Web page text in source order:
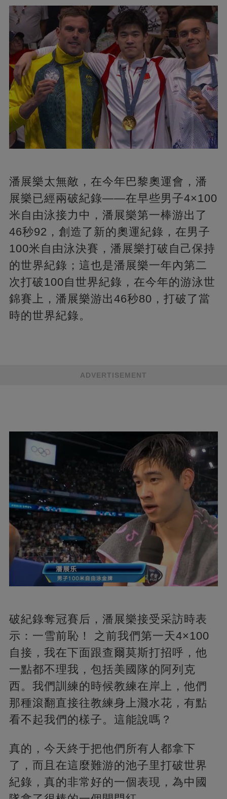
潘展樂太無敵，在今年巴黎奧運會，潘
展樂已經兩破紀錄——在早些男子4×100
米自由泳接力中，潘展樂第一棒游出了
46秒92，創造了新的奧運紀錄，在男子
100米自由泳決賽，潘展樂打破自己保持
的世界紀錄；這也是潘展樂一年內第二
次打破100自世界紀錄，在今年的游泳世
錦賽上，潘展樂游出46秒80，打破了當
時的世界紀錄。
ADVERTISEMENT
破紀錄奪冠賽后，潘展樂接受采訪時表
示：一雪前恥！ 之前我們第一天4×100
自接，我在下面跟查爾莫斯打招呼，他
一點都不理我，包括美國隊的阿列克
西。我們訓練的時候教練在岸上，他們
那種滾翻直接往教練身上濺水花，有點
看不起我們的樣子。這能說嗎？
真的，今天終于把他們所有人都拿下
了，而且在這麼難游的池子里打破世界
紀錄，真的非常好的一個表現，為中國